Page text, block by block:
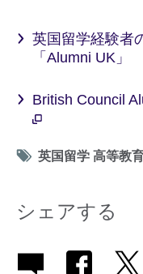
英国留学経験者
「Alumni UK」
British Council
Tag
英国留学 高等教
シェアする